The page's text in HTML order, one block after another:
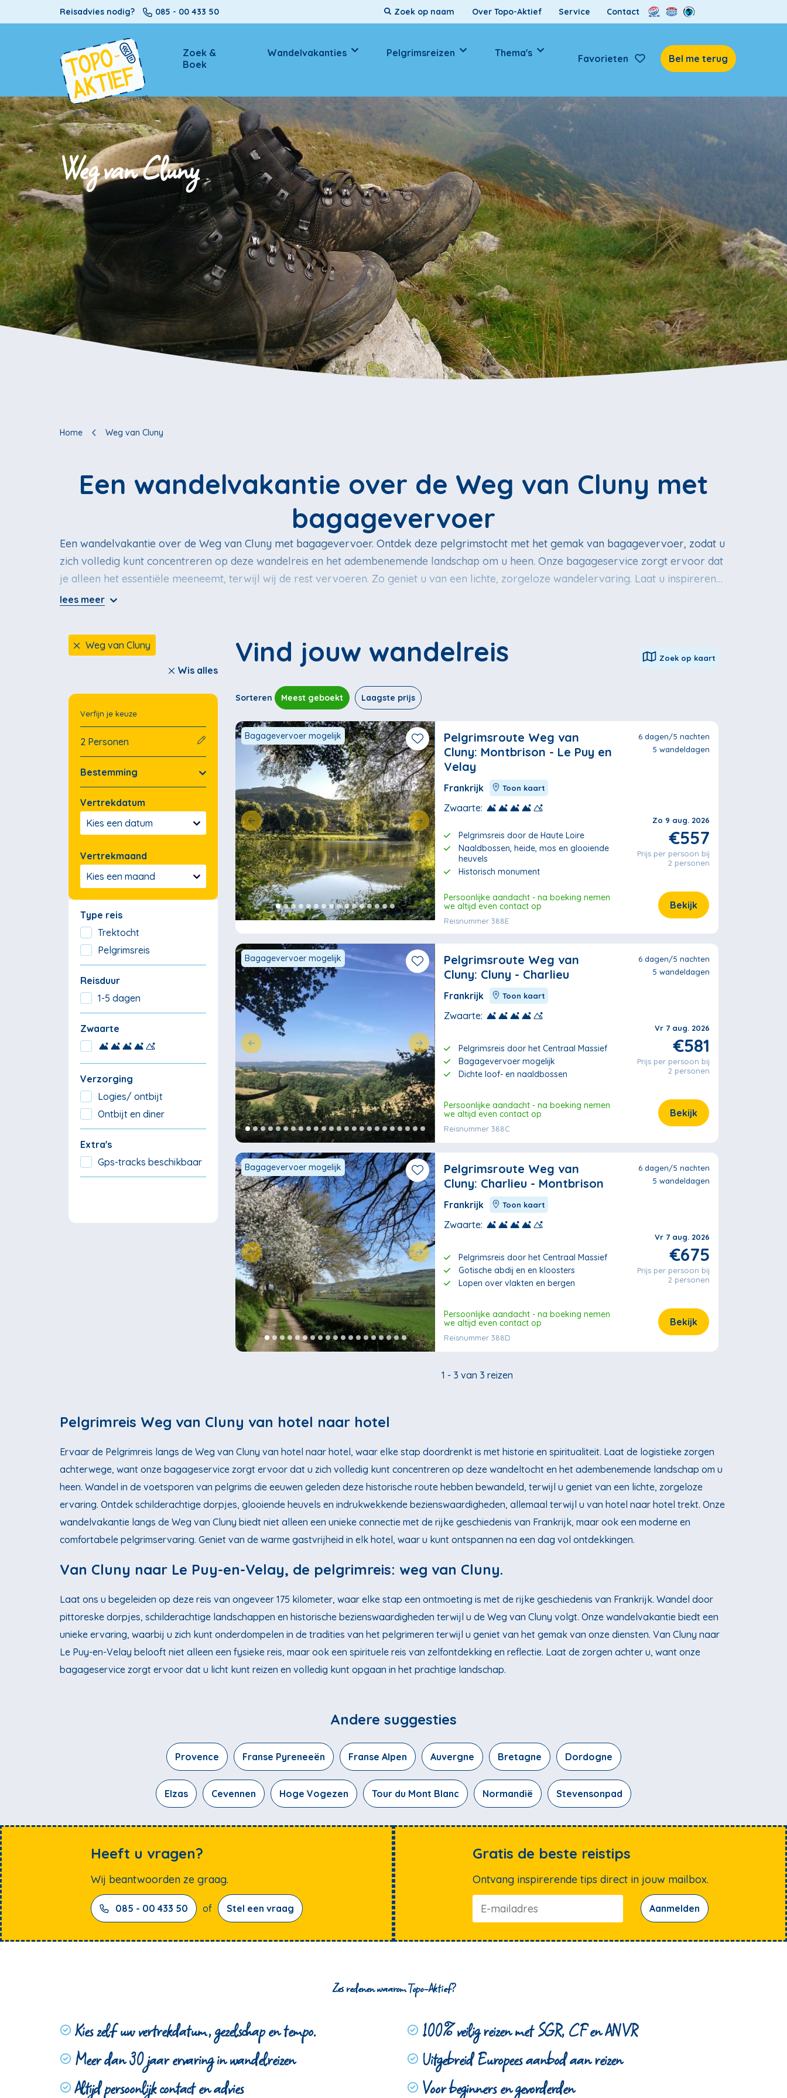
Reisadvies nodig? 085 - 00 433 50 Over Topo-Aktief Service Contact
Zoek &
Boek
Wandelvakanties Pelgrimsreizen Thema's Favorieten Bel me terug
Weg van Cluny
Home Weg van Cluny
Een wandelvakantie over de Weg van Cluny met
bagagevervoer
Een wandelvakantie over de Weg van Cluny met bagagevervoer. Ontdek deze pelgrimstocht met het gemak van bagagevervoer, zodat u
zich volledig kunt concentreren op deze wandelreis en het adembenemende landschap om u heen. Onze bagageservice zorgt ervoor dat
je alleen het essentiële meeneemt, terwijl wij de rest vervoeren. Zo geniet u van een lichte, zorgeloze wandelervaring. Laat u inspireren
door de pelgrimstraditie terwijl u in de voetsporen treedt van degenen die eeuwen geleden deze historische route hebben bewandeld. Het
wandelen. Ontdek de Weg van Cluny, een unieke reis die de rijke geschiedenis van Frankrijk verbindt met de moderne pelgrimstocht.
lees meer
Weg van Cluny
Wis alles
Verfijn je keuze
2 Personen
Bestemming
Vertrekdatum
Kies een datum
Vertrekmaand
Kies een maand
Type reis
Trektocht
Pelgrimsreis
Reisduur
1-5 dagen
Zwaarte
Verzorging
Logies/ ontbijt
Ontbijt en diner
Extra's
Gps-tracks beschikbaar
Vind jouw wandelreis Zoek op kaart
Sorteren Meest geboekt Laagste prijs
Bagagevervoer mogelijk
Pelgrimsroute Weg van
Cluny: Montbrison - Le Puy en
Velay
Frankrijk Toon kaart
6 dagen/5 nachten
5 wandeldagen
Zwaarte:
Pelgrimsreis door de Haute Loire
Naaldbossen, heide, mos en glooiende
heuvels
Historisch monument
Persoonlijke aandacht - na boeking nemen
we altijd even contact op
Reisnummer 388E
Zo 9 aug. 2026
€557
Prijs per persoon bij
2 personen
Bekijk
Bagagevervoer mogelijk
Pelgrimsroute Weg van
Cluny: Cluny - Charlieu
Frankrijk Toon kaart
6 dagen/5 nachten
5 wandeldagen
Zwaarte:
Pelgrimsreis door het Centraal Massief
Bagagevervoer mogelijk
Dichte loof- en naaldbossen
Persoonlijke aandacht - na boeking nemen
we altijd even contact op
Reisnummer 388C
Vr 7 aug. 2026
€581
Prijs per persoon bij
2 personen
Bekijk
Bagagevervoer mogelijk
Pelgrimsroute Weg van
Cluny: Charlieu - Montbrison
Frankrijk Toon kaart
6 dagen/5 nachten
5 wandeldagen
Zwaarte:
Pelgrimsreis door het Centraal Massief
Gotische abdij en en kloosters
Lopen over vlakten en bergen
Persoonlijke aandacht - na boeking nemen
we altijd even contact op
Reisnummer 388D
Vr 7 aug. 2026
€675
Prijs per persoon bij
2 personen
Bekijk
1 - 3 van 3 reizen
Pelgrimreis Weg van Cluny van hotel naar hotel
Ervaar de Pelgrimreis langs de Weg van Cluny van hotel naar hotel, waar elke stap doordrenkt is met historie en spiritualiteit. Laat de logistieke zorgen
achterwege, want onze bagageservice zorgt ervoor dat u zich volledig kunt concentreren op deze wandeltocht en het adembenemende landschap om u
heen. Wandel in de voetsporen van pelgrims die eeuwen geleden deze historische route hebben bewandeld, terwijl u geniet van een lichte, zorgeloze
ervaring. Ontdek schilderachtige dorpjes, glooiende heuvels en indrukwekkende bezienswaardigheden, allemaal terwijl u van hotel naar hotel trekt. Onze
wandelvakantie langs de Weg van Cluny biedt niet alleen een unieke connectie met de rijke geschiedenis van Frankrijk, maar ook een moderne en
comfortabele pelgrimservaring. Geniet van de warme gastvrijheid in elk hotel, waar u kunt ontspannen na een dag vol ontdekkingen.
Van Cluny naar Le Puy-en-Velay, de pelgrimreis: weg van Cluny.
Laat ons u begeleiden op deze reis van ongeveer 175 kilometer, waar elke stap een ontmoeting is met de rijke geschiedenis van Frankrijk. Wandel door
pittoreske dorpjes, schilderachtige landschappen en historische bezienswaardigheden terwijl u de Weg van Cluny volgt. Onze wandelvakantie biedt een
unieke ervaring, waarbij u zich kunt onderdompelen in de tradities van het pelgrimeren terwijl u geniet van het gemak van onze diensten. Van Cluny naar
Le Puy-en-Velay belooft niet alleen een fysieke reis, maar ook een spirituele reis van zelfontdekking en reflectie. Laat de zorgen achter u, want onze
bagageservice zorgt ervoor dat u licht kunt reizen en volledig kunt opgaan in het prachtige landschap.
Andere suggesties
Provence Franse Pyreneeën Franse Alpen Auvergne Bretagne Dordogne
Elzas Cevennen Hoge Vogezen Tour du Mont Blanc Normandië Stevensonpad
Heeft u vragen?
Wij beantwoorden ze graag.
085 - 00 433 50 of Stel een vraag
Gratis de beste reistips
Ontvang inspirerende tips direct in jouw mailbox.
Aanmelden
Zes redenen waarom Topo-Aktief?
Kies zelf uw vertrekdatum, gezelschap en tempo.
Meer dan 30 jaar ervaring in wandelreizen
Altijd persoonlijk contact en advies
100% veilig reizen met SGR, CF en ANVR
Uitgebreid Europees aanbod aan reizen
Voor beginners en gevorderden